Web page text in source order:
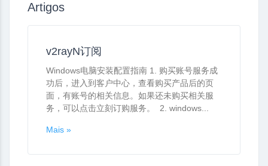
Artigos
v2rayN订阅
Windows电脑安装配置指南 1. 购买账号服务成
功后，进入到客户中心，查看购买产品后的页
面，有账号的相关信息。如果还未购买相关服
务，可以点击立刻订购服务。 2. windows...
Mais »